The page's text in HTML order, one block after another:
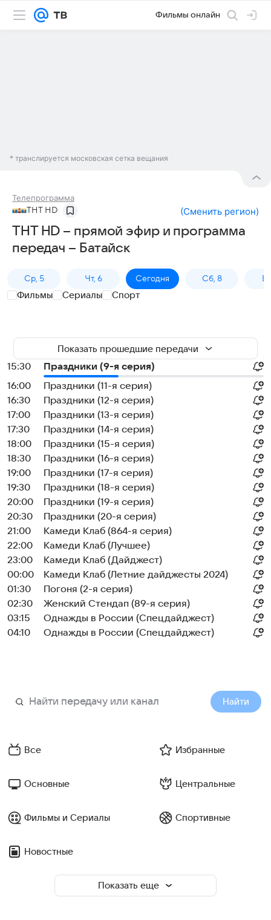
Фильмы онлайн
* транслируется московская сетка вещания
Телепрограмма
ТНТ HD (Сменить регион)
ТНТ HD – прямой эфир и программа
передач – Батайск
Ср, 5 Чт, 6 Сегодня Сб, 8
Фильмы Сериалы Спорт
Показать прошедшие передачи
15:30
Праздники (9-я серия)
16:00
Праздники (11-я серия)
16:30
Праздники (12-я серия)
17:00
Праздники (13-я серия)
17:30
Праздники (14-я серия)
18:00
Праздники (15-я серия)
18:30
Праздники (16-я серия)
19:00
Праздники (17-я серия)
19:30
Праздники (18-я серия)
20:00
Праздники (19-я серия)
20:30
Праздники (20-я серия)
21:00
Камеди Клаб (864-я серия)
22:00
Камеди Клаб (Лучшее)
23:00
Камеди Клаб (Дайджест)
00:00
Камеди Клаб (Летние дайджесты 2024)
01:30
Погоня (2-я серия)
02:30
Женский Стендап (89-я серия)
03:15
Однажды в России (Спецдайджест)
04:10
Однажды в России (Спецдайджест)
Найти
Все Избранные
Основные Центральные
Фильмы и Сериалы Спортивные
Новостные
Показать еще